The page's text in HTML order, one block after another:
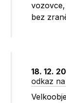
bez
18. 12.
odkaz